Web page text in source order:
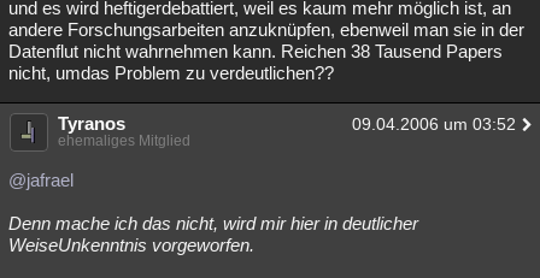
und es wird heftigerdebattiert, weil es kaum mehr möglich ist, an
andere Forschungsarbeiten anzuknüpfen, ebenweil man sie in der
Datenflut nicht wahrnehmen kann. Reichen 38 Tausend Papers
nicht, umdas Problem zu verdeutlichen??
Tyranos 09.04.2006 um 03:52
ehemaliges Mitglied
@jafrael
Denn mache ich das nicht, wird mir hier in deutlicher
WeiseUnkenntnis vorgeworfen.